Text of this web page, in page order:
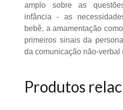
amplo sobre as
infância - as
bebê, a amamentação
primeiros sinais da
da comunicação não-verbal
Produtos